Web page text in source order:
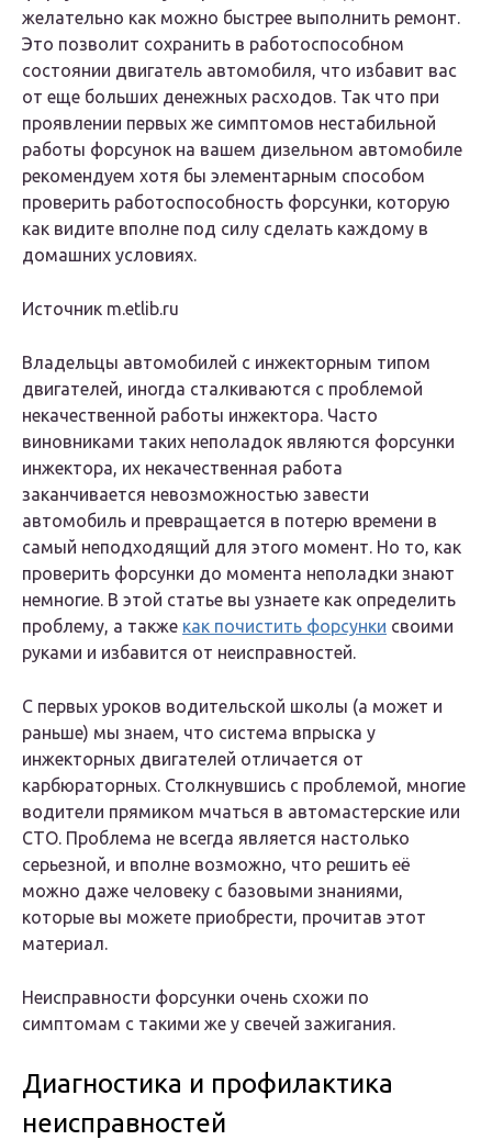
желательно как можно быстрее выполнить ремонт.
Это позволит сохранить в работоспособном
состоянии двигатель автомобиля, что избавит вас
от еще больших денежных расходов. Так что при
проявлении первых же симптомов нестабильной
работы форсунок на вашем дизельном автомобиле
рекомендуем хотя бы элементарным способом
проверить работоспособность форсунки, которую
как видите вполне под силу сделать каждому в
домашних условиях.
Источник m.etlib.ru
Владельцы автомобилей с инжекторным типом
двигателей, иногда сталкиваются с проблемой
некачественной работы инжектора. Часто
виновниками таких неполадок являются форсунки
инжектора, их некачественная работа
заканчивается невозможностью завести
автомобиль и превращается в потерю времени в
самый неподходящий для этого момент. Но то, как
проверить форсунки до момента неполадки знают
немногие. В этой статье вы узнаете как определить
проблему, а также как почистить форсунки своими
руками и избавится от неисправностей.
С первых уроков водительской школы (а может и
раньше) мы знаем, что система впрыска у
инжекторных двигателей отличается от
карбюраторных. Столкнувшись с проблемой, многие
водители прямиком мчаться в автомастерские или
СТО. Проблема не всегда является настолько
серьезной, и вполне возможно, что решить её
можно даже человеку с базовыми знаниями,
которые вы можете приобрести, прочитав этот
материал.
Неисправности форсунки очень схожи по
симптомам с такими же у свечей зажигания.
Диагностика и профилактика
неисправностей